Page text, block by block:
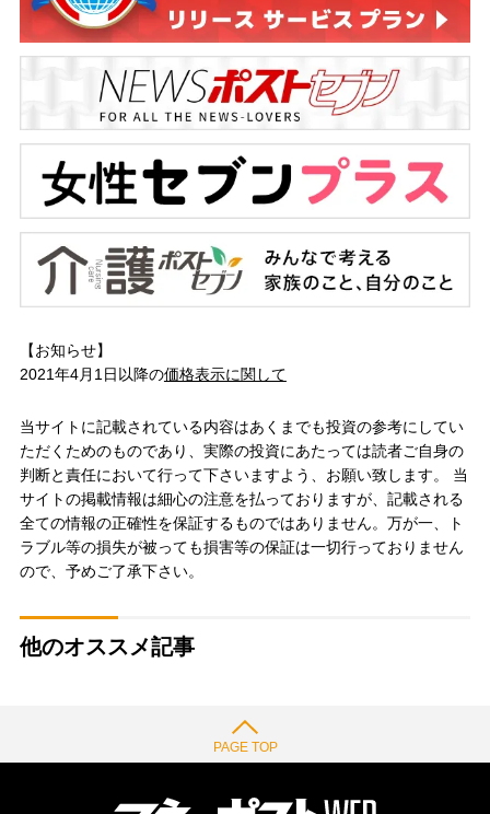
【お知らせ】
2021年4月1日以降の価格表示に関して
当サイトに記載されている内容はあくまでも投資の参考にしてい
ただくためのものであり、実際の投資にあたっては読者ご自身の
判断と責任において行って下さいますよう、お願い致します。 当
サイトの掲載情報は細心の注意を払っておりますが、記載される
全ての情報の正確性を保証するものではありません。万が一、ト
ラブル等の損失が被っても損害等の保証は一切行っておりません
ので、予めご了承下さい。
他のオススメ記事
PAGE TOP